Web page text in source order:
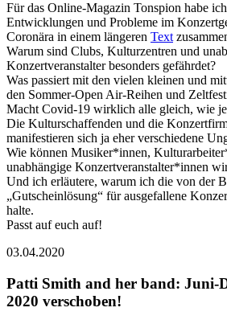
Für das Online-Magazin Tonspion habe
Entwicklungen und Probleme im
Coronära in einem längeren Text
Warum sind Clubs, Kulturzentren und
Konzertveranstalter besonders gefährdet?
Was passiert mit den vielen kleinen und
den Sommer-Open Air-Reihen und
Macht Covid-19 wirklich alle gleich, wie
Die Kulturschaffenden und die
manifestieren sich ja eher verschiedene
Wie können Musiker*innen,
unabhängige Konzertveranstalter*innen
Und ich erläutere, warum ich die von der
„Gutscheinlösung“ für ausgefallene
halte.
Passt auf euch auf!
03.04.2020
Patti Smith and her band: Juni-
2020 verschoben!